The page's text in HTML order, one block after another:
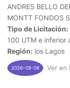
ANDRES BELLO
MONTT FONDOS
Tipo de Licitación:
100 UTM e inferior
Región: los Lagos
2026-08-06 Ver en